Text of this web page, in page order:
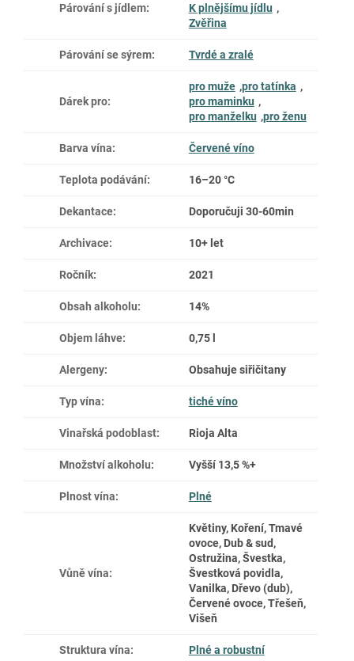
Párování s jídlem:
K plnějšímu jídlu ,
Zvěřina
Párování se sýrem: Tvrdé a zralé
Dárek pro:
pro muže ,pro tatínka ,
pro maminku ,
pro manželku ,pro ženu
Barva vína: Červené víno
Teplota podávání: 16–20 °C
Dekantace: Doporučuji 30-60min
Archivace: 10+ let
Ročník: 2021
Obsah alkoholu: 14%
Objem láhve: 0,75 l
Alergeny: Obsahuje siřičitany
Typ vína: tiché víno
Vinařská podoblast: Rioja Alta
Množství alkoholu: Vyšší 13,5 %+
Plnost vína: Plné
Vůně vína:
Květiny, Koření, Tmavé
ovoce, Dub & sud,
Ostružina, Švestka,
Švestková povidla,
Vanilka, Dřevo (dub),
Červené ovoce, Třešeň,
Višeň
Struktura vína: Plné a robustní